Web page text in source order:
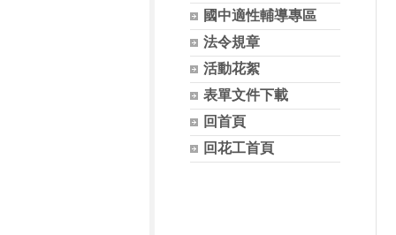
國中適性輔導專區
法令規章
活動花絮
表單文件下載
回首頁
回花工首頁